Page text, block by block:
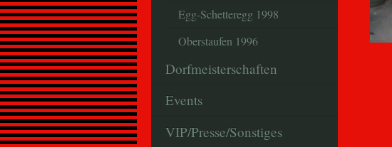
Egg-Schetteregg 1998
Oberstaufen 1996
Dorfmeisterschaften
Events
VIP/Presse/Sonstiges